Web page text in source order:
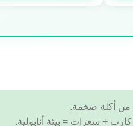
من أكلة ضخمة.
+ سعرات = بيئة أنابولية.